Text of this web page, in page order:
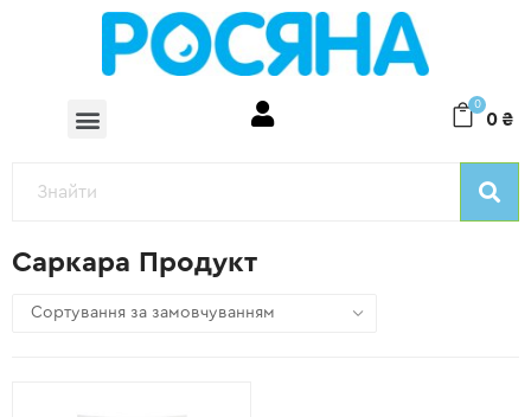
0
0 ₴
Саркара Продукт